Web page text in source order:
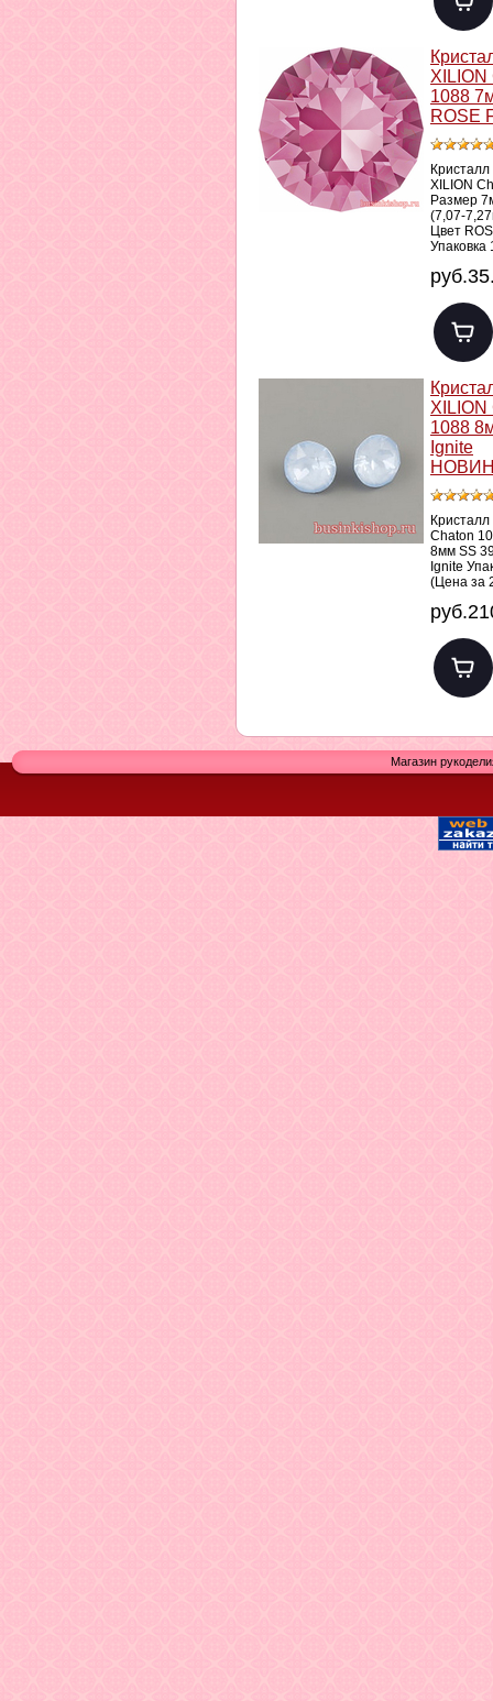
XILION
1088
ROSE
Кристалл
XILION
Размер
(7,07-
Цвет
Упаковка
XILION
1088
Ignite
Chaton
8мм SS
Ignite
(Цена за
Магазин